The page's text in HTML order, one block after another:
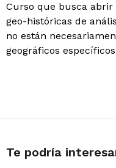
Curso que busca abrir
geo-históricas de
no están
geográficos
Te podría